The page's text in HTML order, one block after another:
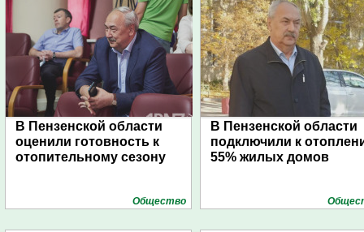
В Пензенской области
оценили готовность к
отопительному сезону
Общество
В Пензенской области
подключили к
55% жилых домов